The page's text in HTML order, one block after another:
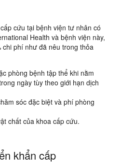
cứu tại bệnh viện tư nhân có
Health và bệnh viện này,
chi phí như đã nêu trong thỏa
phòng bệnh tập thể khi nằm
ngày tùy theo giới hạn dịch
sóc đặc biệt và phí phòng
chất của khoa cấp cứu.
khẩn cấp